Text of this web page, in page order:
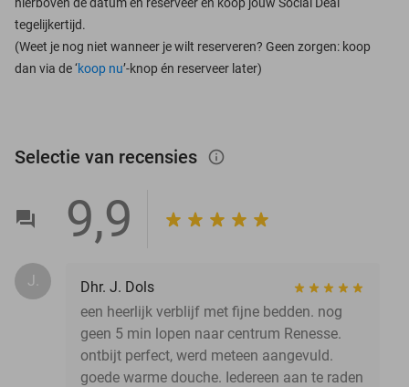
tegelijkertijd.
(Weet je nog niet wanneer je wilt reserveren? Geen zorgen: koop
dan via de ‘koop nu’-knop én reserveer later)
Selectie van recensies info_outlined
9,9
J.
Dhr. J. Dols
een heerlijk verblijf met fijne bedden. nog
geen 5 min lopen naar centrum Renesse.
ontbijt perfect, werd meteen aangevuld.
goede warme douche. Iedereen aan te raden